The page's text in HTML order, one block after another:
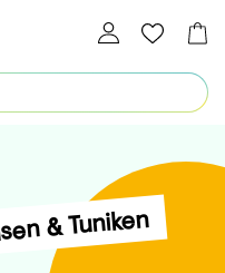
geändert.
& Tuniken